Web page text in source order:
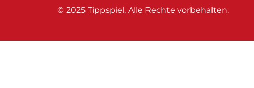
© 2025 Tippspiel. Alle Rechte vorbehalten.